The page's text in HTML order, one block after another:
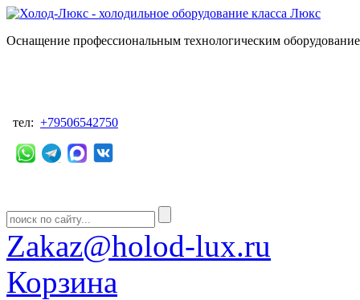
Оснащение профессиональным технологическим
тел: +79506542750
Zakaz@holod-lux.ru
Корзина